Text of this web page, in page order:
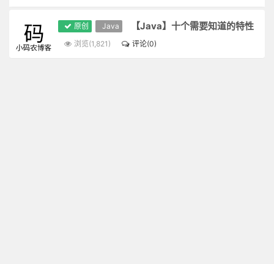
原创 Java 【Java】十个需要知道的特性
浏览(1,821) 评论(0)